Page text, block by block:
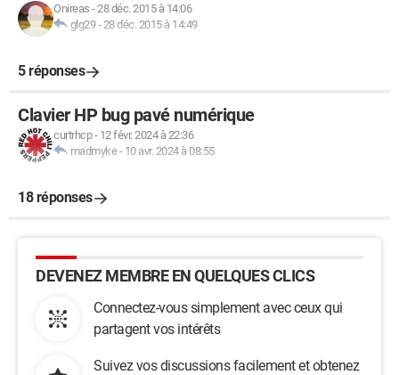
Onireas -28 déc. 2015 à 14:06
glg29-28 déc. 2015 à 14:49
5 réponses
Clavier HP bug pavé numérique
curtrhcp- 12 févr. 2024 à 22:36
madmyke- 10 avr. 2024 à 08:55
18 réponses
DEVENEZ MEMBRE EN QUELQUES CLICS
Connectez-vous simplement avec ceux qui
partagent vos intérêts
Suivez vos discussions facilement et obtenez